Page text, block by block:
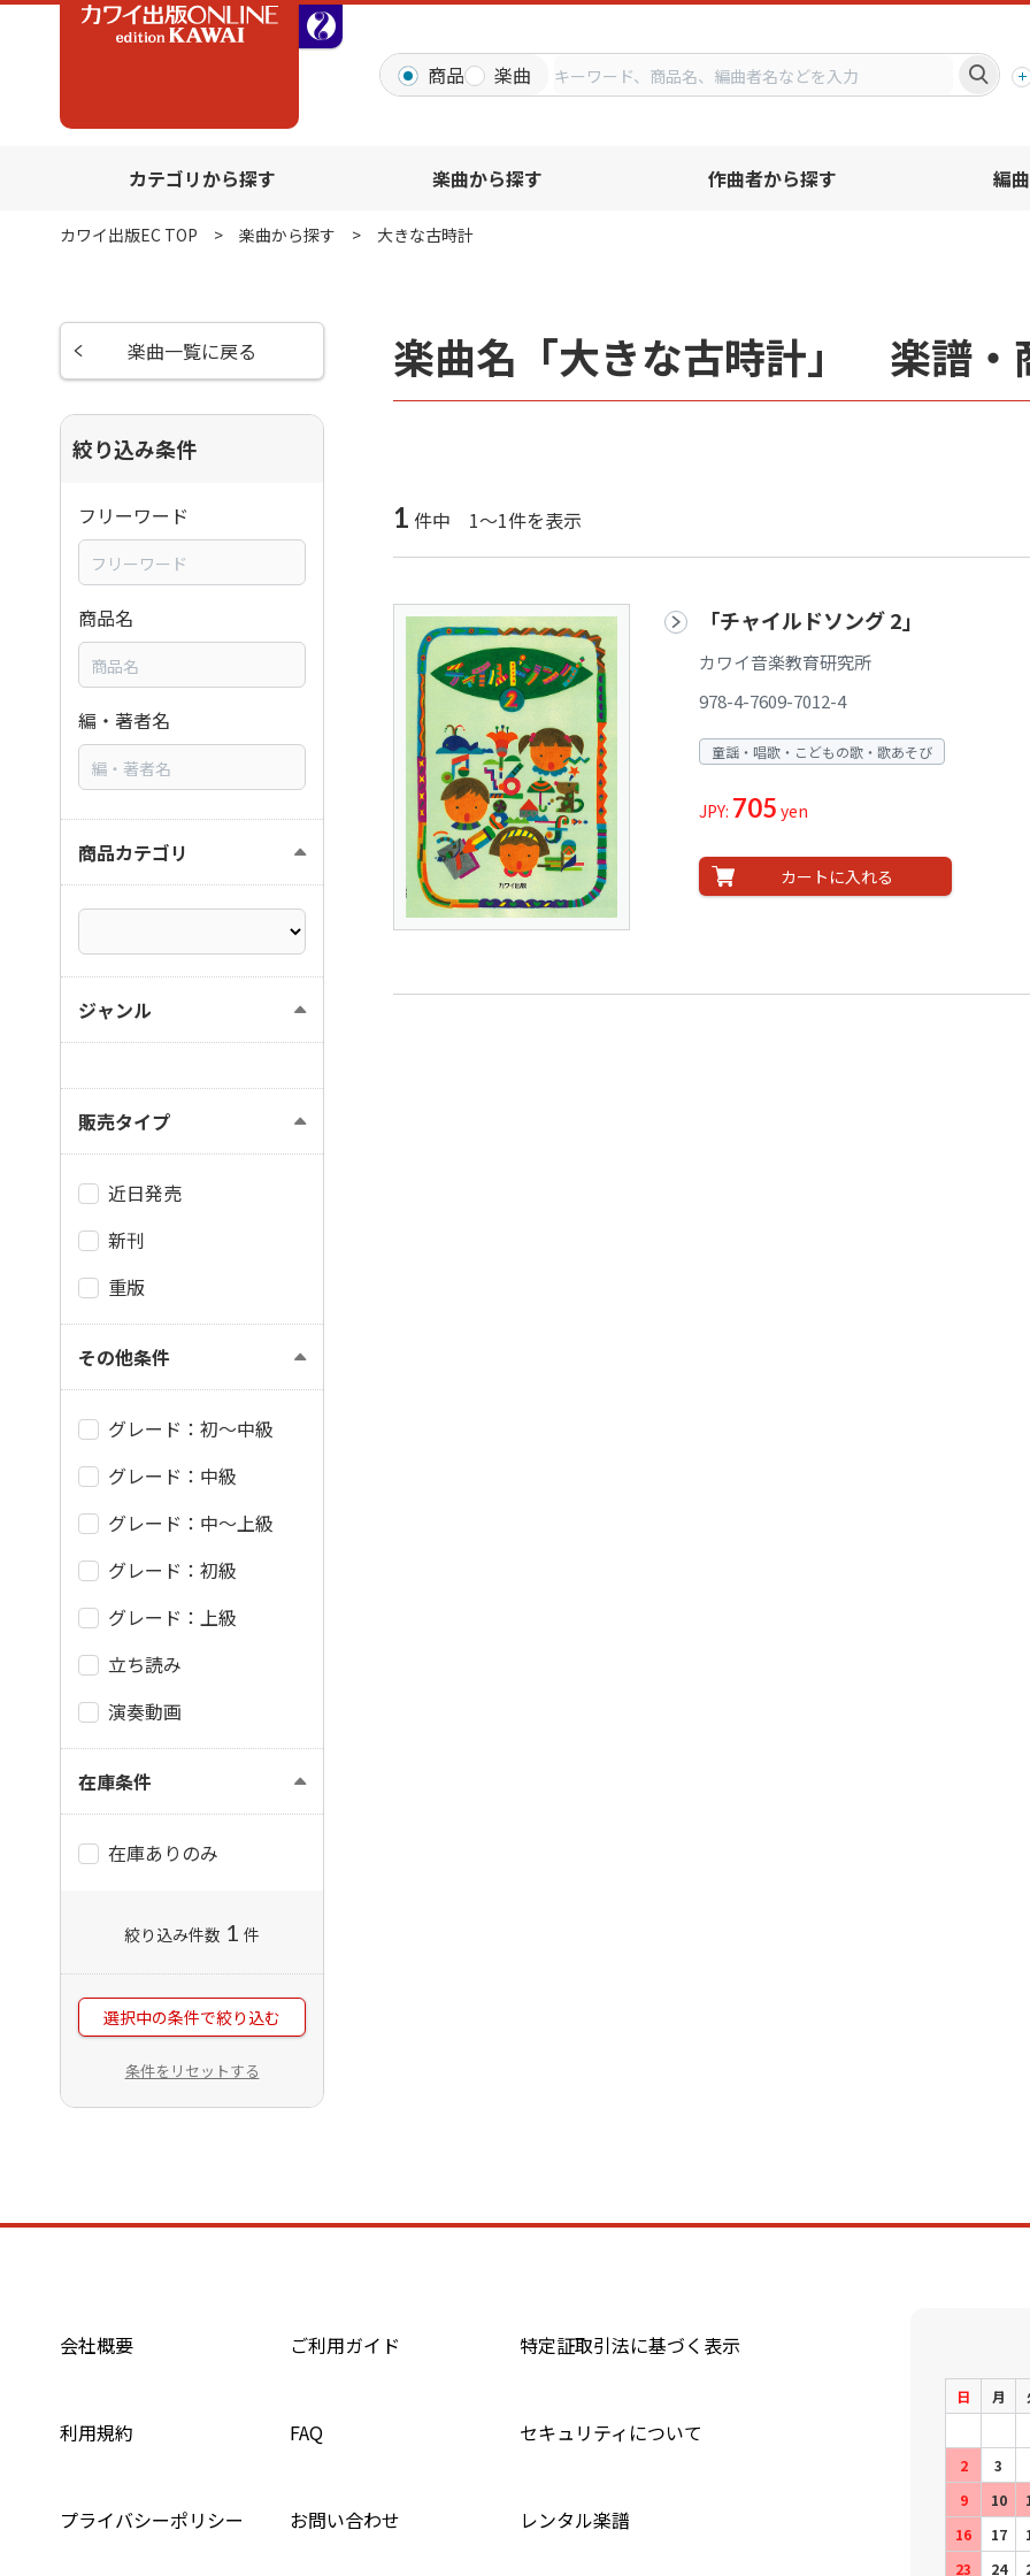
商品 楽曲
カテゴリから探す 楽曲から探す 作曲者から探す 編
カワイ出版EC TOP 楽曲から探す 大きな古時計
楽曲名「大きな古時計」 楽譜・
1 件中 1～1件を表示
「チャイルドソング 2」
カワイ音楽教育研究所
978-4-7609-7012-4
童謡・唱歌・こどもの歌・歌あそび
JPY: 705 yen
カートに入れる
楽曲一覧に戻る
絞り込み条件
フリーワード
商品名
編・著者名
商品カテゴリ
ジャンル
販売タイプ
近日発売
新刊
重版
その他条件
グレード：初～中級
グレード：中級
グレード：中～上級
グレード：初級
グレード：上級
立ち読み
演奏動画
在庫条件
在庫ありのみ
絞り込み件数 1 件
選択中の条件で絞り込む
条件をリセットする
会社概要 ご利用ガイド 特定証取引法に基づく表示
利用規約 FAQ セキュリティについて
プライバシーポリシー お問い合わせ レンタル楽譜
日 月
2 3
9
10
16
17
23
24